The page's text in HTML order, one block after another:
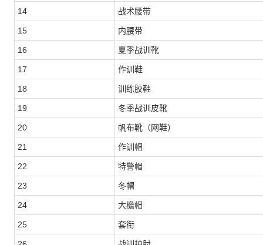
14 战术腰带
15 内腰带
16 夏季战训靴
17 作训鞋
18 训练胶鞋
19 冬季战训皮靴
20 帆布靴（网鞋）
21 作训帽
22 特警帽
23 冬帽
24 大檐帽
25 套衔